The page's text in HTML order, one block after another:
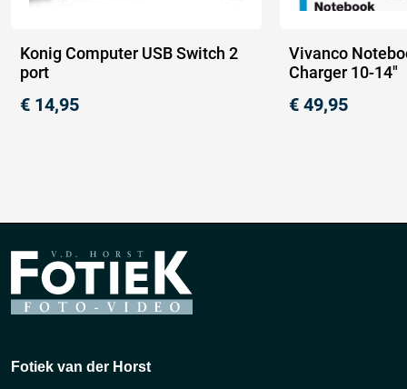
Konig Computer USB Switch 2
port
€ 14,95
Vivanco
Charger 10-14″
€ 49,95
Fotiek van der Horst